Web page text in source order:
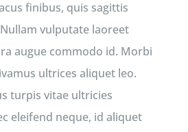
finibus, quis sagittis
vulputate laoreet
augue commodo id. Morbi
ultrices aliquet leo.
turpis vitae ultricies
eleifend neque, id aliquet